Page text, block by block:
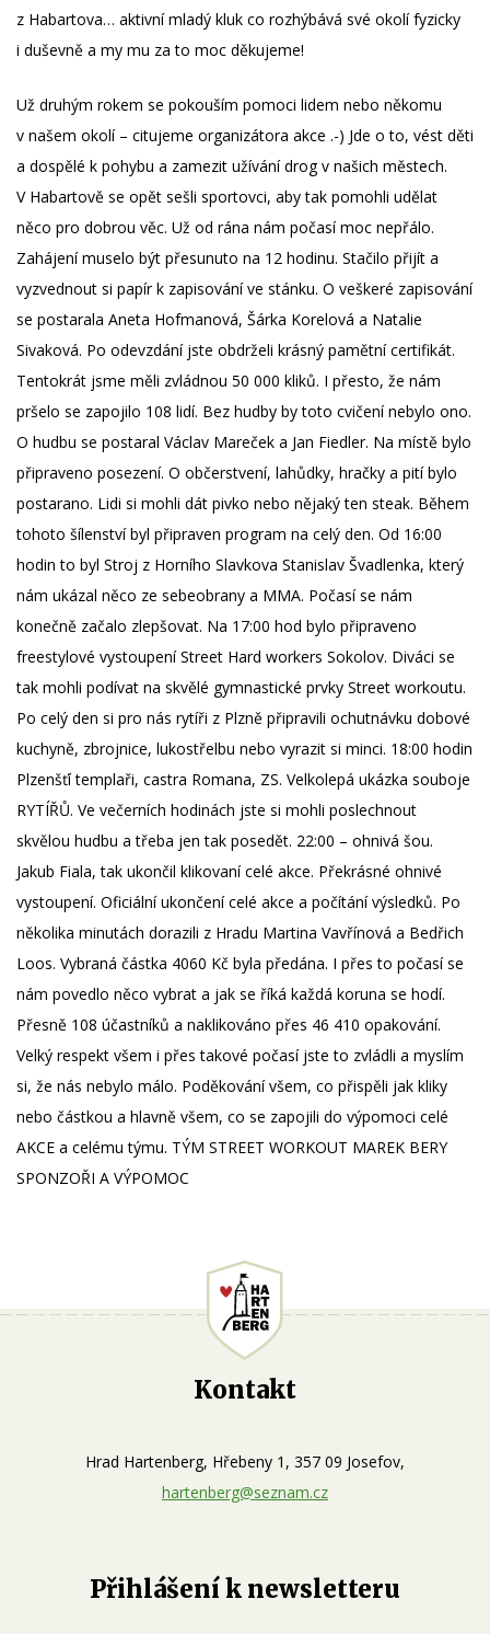
z Habartova… aktivní mladý kluk co rozhýbává své okolí fyzicky
i duševně a my mu za to moc děkujeme!
Už druhým rokem se pokouším pomoci lidem nebo někomu
v našem okolí – citujeme organizátora akce .-) Jde o to, vést děti
a dospělé k pohybu a zamezit užívání drog v našich městech.
V Habartově se opět sešli sportovci, aby tak pomohli udělat
něco pro dobrou věc. Už od rána nám počasí moc nepřálo.
Zahájení muselo být přesunuto na 12 hodinu. Stačilo přijít a
vyzvednout si papír k zapisování ve stánku. O veškeré zapisování
se postarala Aneta Hofmanová, Šárka Korelová a Natalie
Sivaková. Po odevzdání jste obdrželi krásný pamětní certifikát.
Tentokrát jsme měli zvládnou 50 000 kliků. I přesto, že nám
pršelo se zapojilo 108 lidí. Bez hudby by toto cvičení nebylo ono.
O hudbu se postaral Václav Mareček a Jan Fiedler. Na místě bylo
připraveno posezení. O občerstvení, lahůdky, hračky a pití bylo
postarano. Lidi si mohli dát pivko nebo nějaký ten steak. Během
tohoto šílenství byl připraven program na celý den. Od 16:00
hodin to byl Stroj z Horního Slavkova Stanislav Švadlenka, který
nám ukázal něco ze sebeobrany a MMA. Počasí se nám
konečně začalo zlepšovat. Na 17:00 hod bylo připraveno
freestylové vystoupení Street Hard workers Sokolov. Diváci se
tak mohli podívat na skvělé gymnastické prvky Street workoutu.
Po celý den si pro nás rytíři z Plz­ně připravili ochutnávku dobové
kuchyně, zbrojnice, lukostřelbu nebo vyrazit si minci. 18:00 hodin
Plzenšťí templaři, castra Romana, ZS. Velkolepá ukázka souboje
RYTÍŘŮ. Ve večerních hodinách jste si mohli poslechnout
skvělou hudbu a třeba jen tak posedět. 22:00 – ohnivá šou.
Jakub Fiala, tak ukončil klikovaní celé akce. Překrásné ohnivé
vystoupení. Oficiální ukončení celé akce a počítání výsledků. Po
několika minutách dorazili z Hradu Martina Vavřínová a Bedřich
Loos. Vybraná částka 4060 Kč byla předána. I přes to počasí se
nám povedlo něco vybrat a jak se říká každá koruna se hodí.
Přesně 108 účastníků a naklikováno přes 46 410 opakování.
Velký respekt všem i přes takové počasí jste to zvládli a myslím
si, že nás nebylo málo. Poděkování všem, co přispěli jak kliky
nebo částkou a hlavně všem, co se zapojili do výpomoci celé
AKCE a celému týmu. TÝM STREET WORKOUT MAREK BERY
SPONZOŘI A VÝP­OMOC
Kontakt
Hrad Hartenberg, Hřebeny 1, 357 09 Josefov,
hartenberg@seznam.cz
Přihlášení k newsletteru